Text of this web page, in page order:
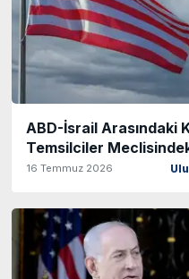
ABD-İsrail Arasındaki
Temsilciler
16 Temmuz 2026